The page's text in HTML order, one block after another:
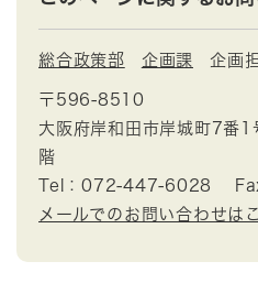
総合政策部 企画課 企画
〒596-8510
大阪府岸和田市岸城町7番
階
Tel：072-447-6028
メールでのお問い合わせは